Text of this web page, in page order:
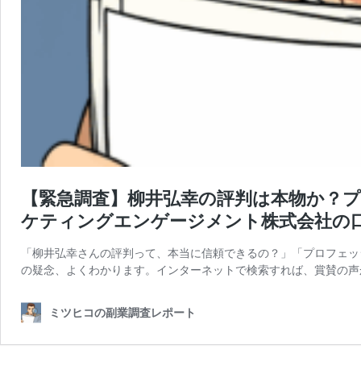
【緊急調査】柳井弘幸の評判は本物か
ケティングエンゲージメント株式会社の
「柳井弘幸さんの評判って、本当に信頼できるの？」「プロフ
の疑念、よくわかります。インターネットで検索すれば、賞賛の
ミツヒコの副業調査レポート